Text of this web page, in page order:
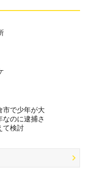
市で少年が大
なのに逮捕さ
て検討